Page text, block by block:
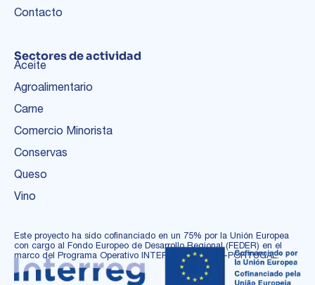
Contacto
Sectores de actividad
Aceite
Agroalimentario
Carne
Comercio Minorista
Conservas
Queso
Vino
Este proyecto ha sido cofinanciado en un 75% por la Unión Europea
con cargo al Fondo Europeo de Desarrollo Regional (FEDER) en el
marco del Programa Operativo INTERREG ESPAÑA-PORTUGAL.